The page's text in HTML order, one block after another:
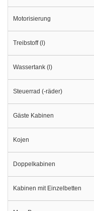
Motorisierung
Treibstoff (l)
Wassertank (l)
Steuerrad (-räder)
Gäste Kabinen
Kojen
Doppelkabinen
Kabinen mit Einzelbetten